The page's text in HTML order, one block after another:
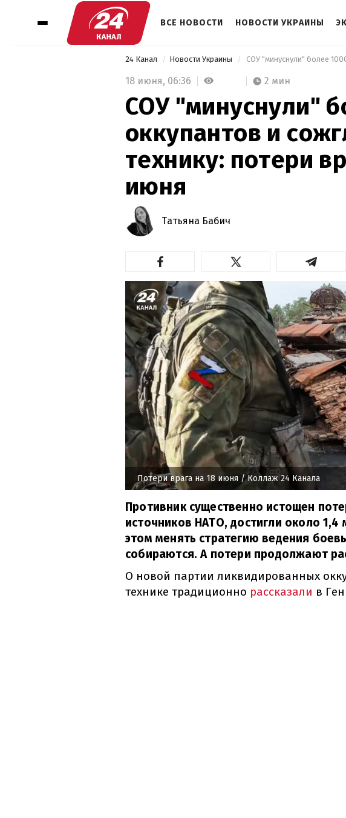
ВСЕ НОВОСТИ НОВОСТИ УКРАИНЫ
24 Канал Новости Украины
18 июня, 06:36 2 мин
СОУ "минуснули"
оккупантов и
технику: потери
июня
Татьяна Бабич
Потери врага на 18 июня / Коллаж 24 Канала
Противник существенно истощен
источников НАТО, достигли около
этом менять стратегию ведения
собираются. А потери продолжают
О новой партии ликвидированных
технике традиционно рассказали в